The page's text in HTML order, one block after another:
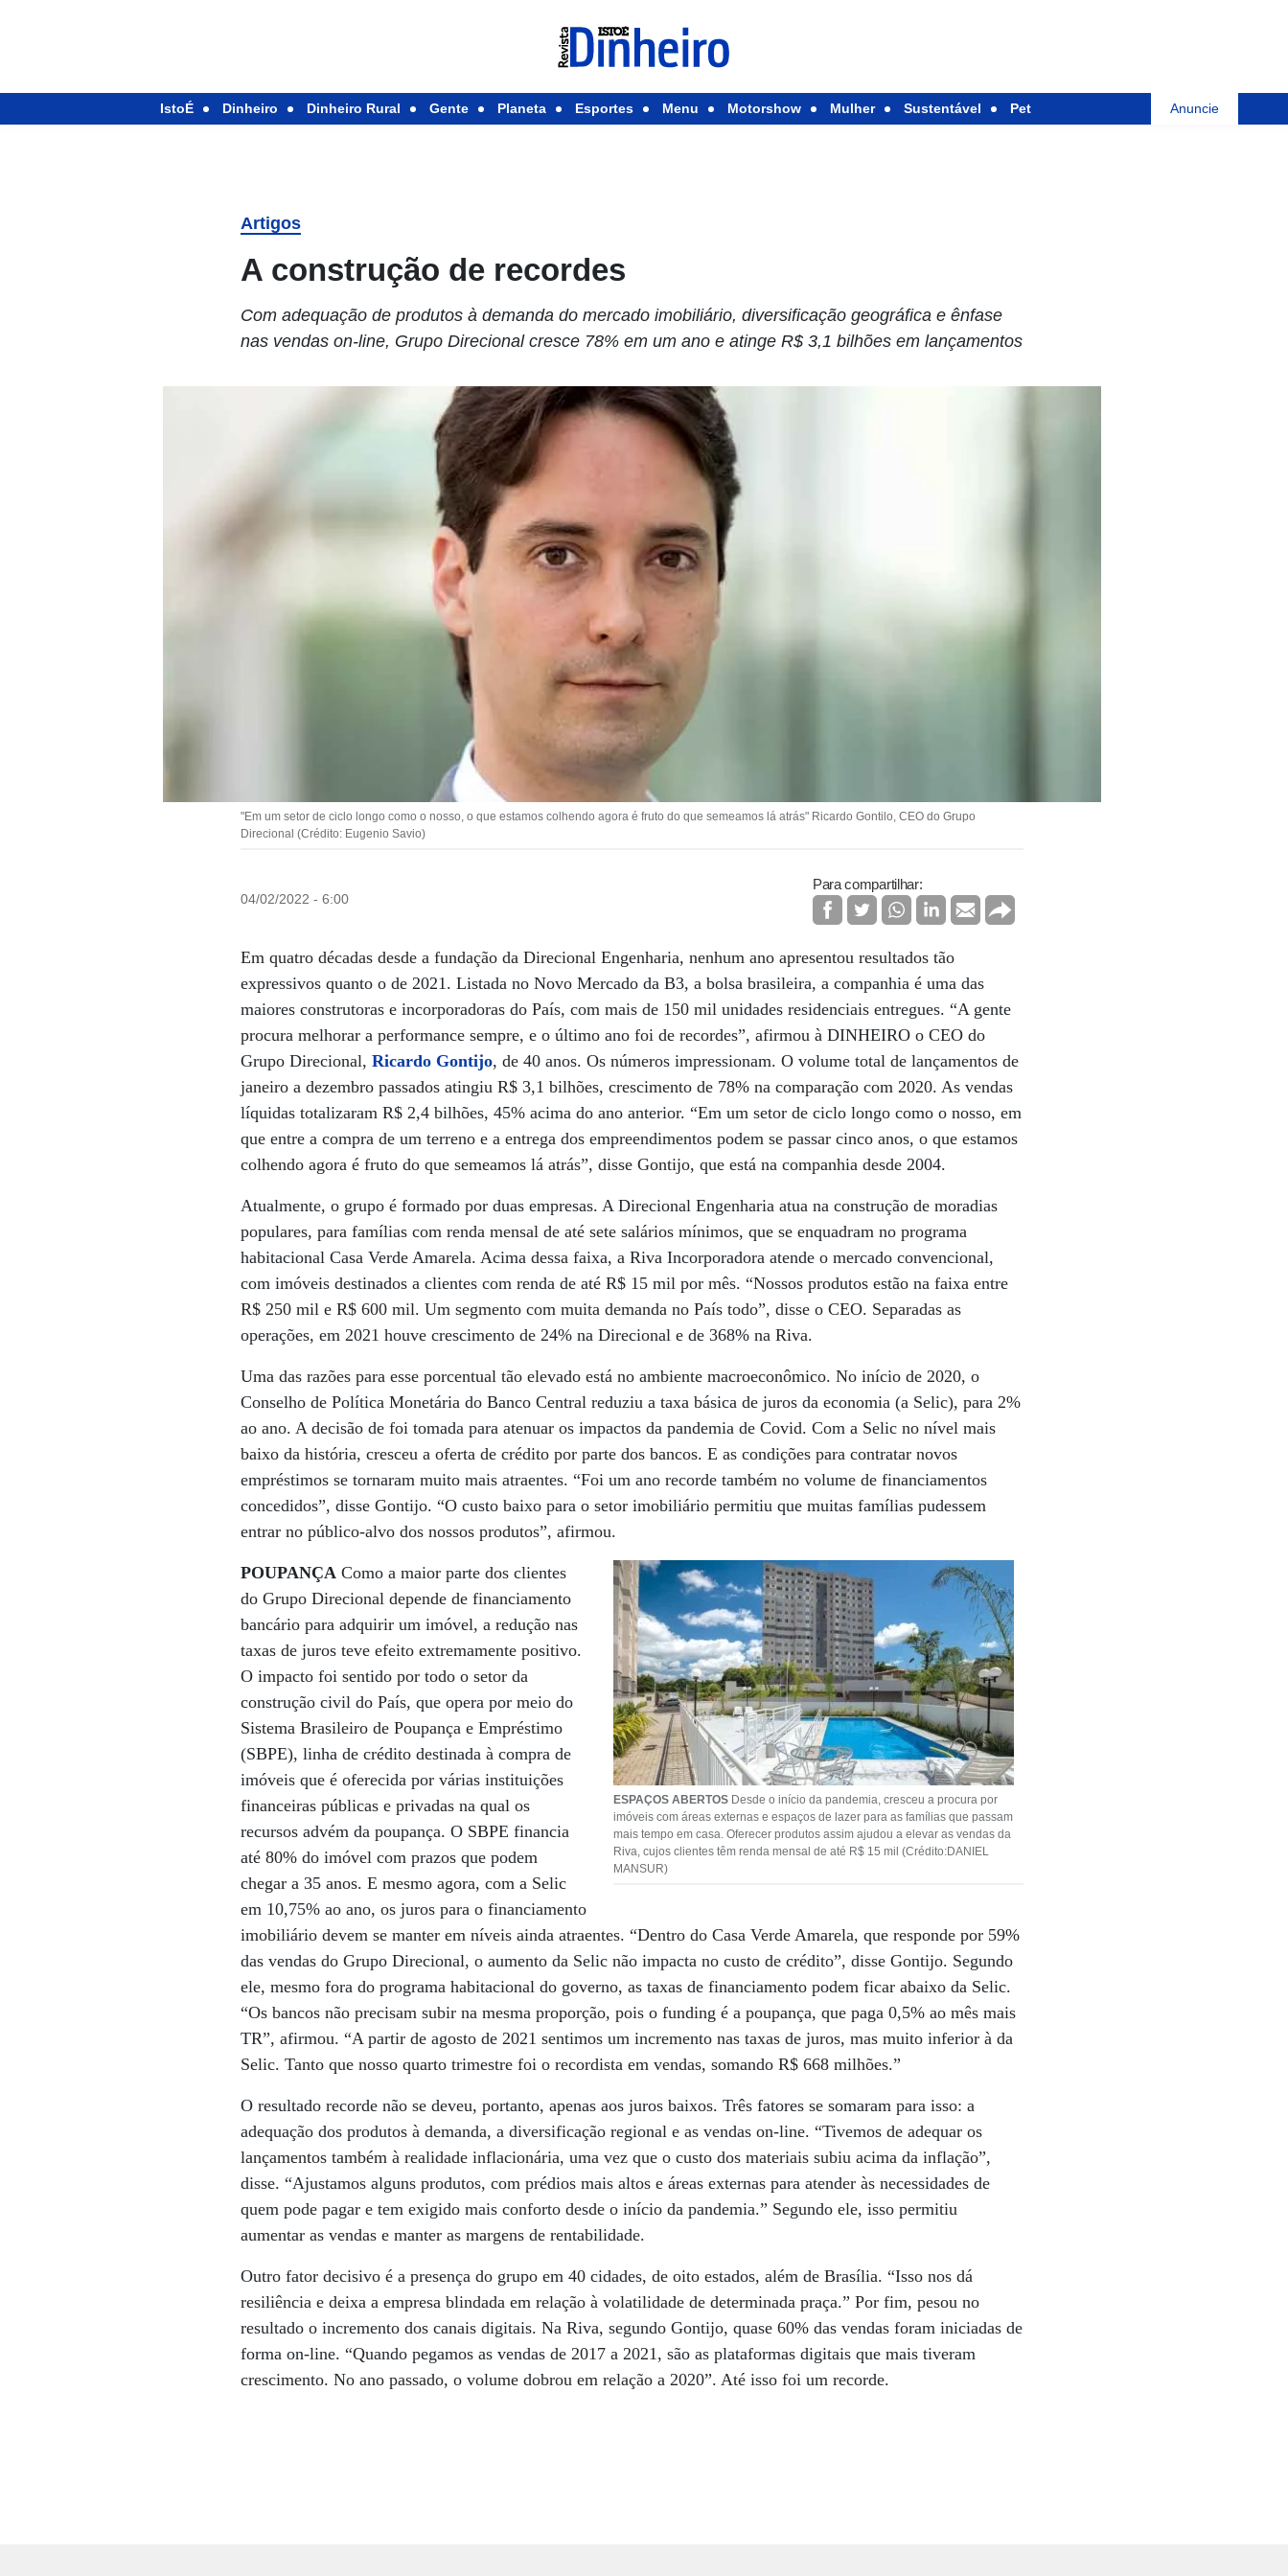
IstoÉ Dinheiro Dinheiro Rural Gente Planeta Esportes Menu Motorshow Mulher Sustentável Pet Anuncie
Artigos
A construção de recordes
Com adequação de produtos à demanda do mercado imobiliário, diversificação geográfica e ênfase
nas vendas on-line, Grupo Direcional cresce 78% em um ano e atinge R$ 3,1 bilhões em lançamentos
"Em um setor de ciclo longo como o nosso, o que estamos colhendo agora é fruto do que semeamos lá atrás" Ricardo Gontilo, CEO do Grupo
Direcional (Crédito: Eugenio Savio)
04/02/2022 - 6:00
Para compartilhar:
Em quatro décadas desde a fundação da Direcional Engenharia, nenhum ano apresentou resultados tão
expressivos quanto o de 2021. Listada no Novo Mercado da B3, a bolsa brasileira, a companhia é uma das
maiores construtoras e incorporadoras do País, com mais de 150 mil unidades residenciais entregues. “A gente
procura melhorar a performance sempre, e o último ano foi de recordes”, afirmou à DINHEIRO o CEO do
Grupo Direcional,Ricardo Gontijo, de 40 anos. Os números impressionam. O volume total de lançamentos de
janeiro a dezembro passados atingiu R$ 3,1 bilhões, crescimento de 78% na comparação com 2020. As vendas
líquidas totalizaram R$ 2,4 bilhões, 45% acima do ano anterior. “Em um setor de ciclo longo como o nosso, em
que entre a compra de um terreno e a entrega dos empreendimentos podem se passar cinco anos, o que estamos
colhendo agora é fruto do que semeamos lá atrás”, disse Gontijo, que está na companhia desde 2004.
Atualmente, o grupo é formado por duas empresas. A Direcional Engenharia atua na construção de moradias
populares, para famílias com renda mensal de até sete salários mínimos, que se enquadram no programa
habitacional Casa Verde Amarela. Acima dessa faixa, a Riva Incorporadora atende o mercado convencional,
com imóveis destinados a clientes com renda de até R$ 15 mil por mês. “Nossos produtos estão na faixa entre
R$ 250 mil e R$ 600 mil. Um segmento com muita demanda no País todo”, disse o CEO. Separadas as
operações, em 2021 houve crescimento de 24% na Direcional e de 368% na Riva.
Uma das razões para esse porcentual tão elevado está no ambiente macroeconômico. No início de 2020, o
Conselho de Política Monetária do Banco Central reduziu a taxa básica de juros da economia (a Selic), para 2%
ao ano. A decisão de foi tomada para atenuar os impactos da pandemia de Covid. Com a Selic no nível mais
baixo da história, cresceu a oferta de crédito por parte dos bancos. E as condições para contratar novos
empréstimos se tornaram muito mais atraentes. “Foi um ano recorde também no volume de financiamentos
concedidos”, disse Gontijo. “O custo baixo para o setor imobiliário permitiu que muitas famílias pudessem
entrar no público-alvo dos nossos produtos”, afirmou.
ESPAÇOS ABERTOSDesde o início da pandemia, cresceu a procura por
imóveis com áreas externas e espaços de lazer para as famílias que passam
mais tempo em casa. Oferecer produtos assim ajudou a elevar as vendas da
Riva, cujos clientes têm renda mensal de até R$ 15 mil (Crédito:DANIEL
MANSUR)
POUPANÇA Como a maior parte dos clientes
do Grupo Direcional depende de financiamento
bancário para adquirir um imóvel, a redução nas
taxas de juros teve efeito extremamente positivo.
O impacto foi sentido por todo o setor da
construção civil do País, que opera por meio do
Sistema Brasileiro de Poupança e Empréstimo
(SBPE), linha de crédito destinada à compra de
imóveis que é oferecida por várias instituições
financeiras públicas e privadas na qual os
recursos advém da poupança. O SBPE financia
até 80% do imóvel com prazos que podem
chegar a 35 anos. E mesmo agora, com a Selic
em 10,75% ao ano, os juros para o financiamento
imobiliário devem se manter em níveis ainda atraentes. “Dentro do Casa Verde Amarela, que responde por 59%
das vendas do Grupo Direcional, o aumento da Selic não impacta no custo de crédito”, disse Gontijo. Segundo
ele, mesmo fora do programa habitacional do governo, as taxas de financiamento podem ficar abaixo da Selic.
“Os bancos não precisam subir na mesma proporção, pois o funding é a poupança, que paga 0,5% ao mês mais
TR”, afirmou. “A partir de agosto de 2021 sentimos um incremento nas taxas de juros, mas muito inferior à da
Selic. Tanto que nosso quarto trimestre foi o recordista em vendas, somando R$ 668 milhões.”
O resultado recorde não se deveu, portanto, apenas aos juros baixos. Três fatores se somaram para isso: a
adequação dos produtos à demanda, a diversificação regional e as vendas on-line. “Tivemos de adequar os
lançamentos também à realidade inflacionária, uma vez que o custo dos materiais subiu acima da inflação”,
disse. “Ajustamos alguns produtos, com prédios mais altos e áreas externas para atender às necessidades de
quem pode pagar e tem exigido mais conforto desde o início da pandemia.” Segundo ele, isso permitiu
aumentar as vendas e manter as margens de rentabilidade.
Outro fator decisivo é a presença do grupo em 40 cidades, de oito estados, além de Brasília. “Isso nos dá
resiliência e deixa a empresa blindada em relação à volatilidade de determinada praça.” Por fim, pesou no
resultado o incremento dos canais digitais. Na Riva, segundo Gontijo, quase 60% das vendas foram iniciadas de
forma on-line. “Quando pegamos as vendas de 2017 a 2021, são as plataformas digitais que mais tiveram
crescimento. No ano passado, o volume dobrou em relação a 2020”. Até isso foi um recorde.